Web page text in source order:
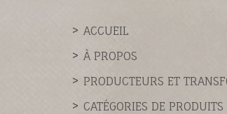
ACCUEIL
À PROPOS
PRODUCTEURS ET
CATÉGORIES DE PRODUITS